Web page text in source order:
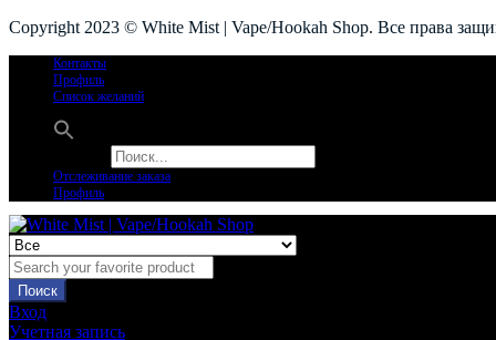
Copyright 2023 © White Mist | Vape/Hookah Shop. Все права
Контакты
Профиль
Список желаний
Отслеживание заказа
Профиль
Поиск
Вход
Учетная запись